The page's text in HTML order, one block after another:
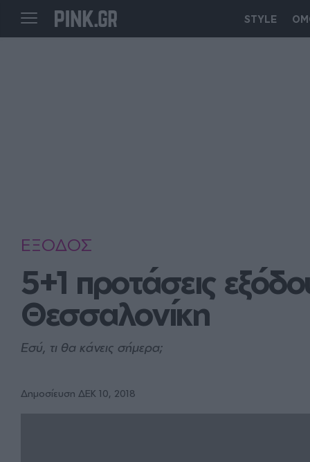
STYLE
ΕΞΟΔΟΣ
5+1 προτάσεις
Θεσσαλονίκη
Εσύ, τι θα κάνεις σήμερα;
Δημοσίευση ΔΕΚ 10, 2018